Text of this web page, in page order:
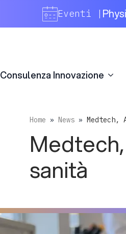
Eventi |
Consulenza Innovazione
Home » News»
sanità